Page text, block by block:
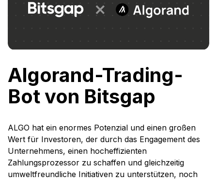
Algorand-Trading-
Bot von Bitsgap
ALGO hat ein enormes Potenzial und einen großen
Wert für Investoren, der durch das Engagement des
Unternehmens, einen hocheffizienten
Zahlungsprozessor zu schaffen und gleichzeitig
umweltfreundliche Initiativen zu unterstützen, noch